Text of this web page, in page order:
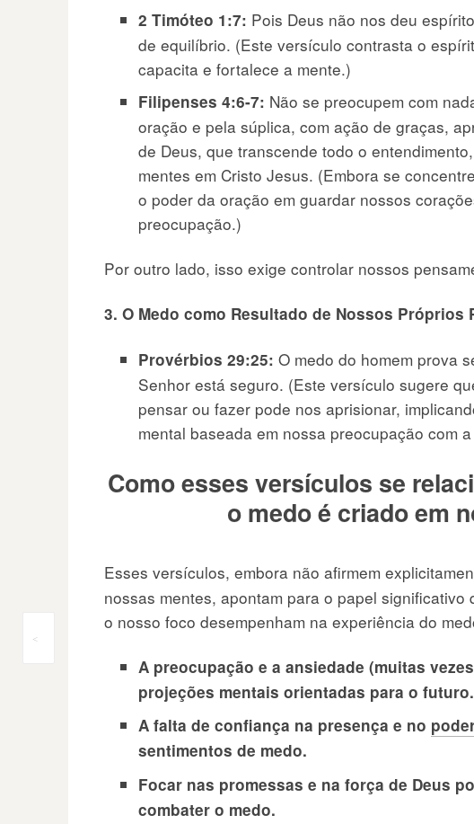
Navegação
do
Post
<
2 Timóteo 1:7: Pois Deus não nos deu
de equilíbrio. (Este versículo contrasta o
capacita e fortalece a mente.)
Filipenses 4:6-7: Não se preocupem com
oração e pela súplica, com ação de graças,
de Deus, que transcende todo o
mentes em Cristo Jesus. (Embora se
o poder da oração em guardar nossos
preocupação.)
Por outro lado, isso exige controlar nossos
3. O Medo como Resultado de Nossos Próprios
Provérbios 29:25: O medo do homem prova
Senhor está seguro. (Este versículo sugere
pensar ou fazer pode nos aprisionar,
mental baseada em nossa preocupação com
Como esses versículos se
o medo é criado em
Esses versículos, embora não afirmem
nossas mentes, apontam para o papel
o nosso foco desempenham na experiência do
A preocupação e a ansiedade (muitas
projeções mentais orientadas para o futuro.
A falta de confiança na presença e no
sentimentos de medo.
Focar nas promessas e na força de Deus
combater o medo.